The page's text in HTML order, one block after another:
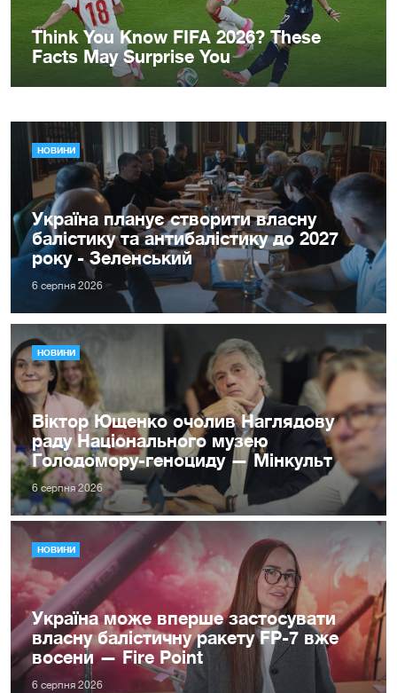
НОВИНИ
Україна планує створити власну
балістику та антибалістику до 2027
року - Зеленський
6 серпня 2026
НОВИНИ
Віктор Ющенко очолив Наглядову
раду Національного музею
Голодомору-геноциду — Мінкульт
6 серпня 2026
НОВИНИ
Україна може вперше застосувати
власну балістичну ракету FP-7 вже
восени — Fire Point
6 серпня 2026